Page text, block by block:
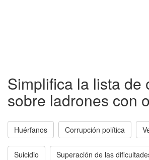
Simplifica la lista de
sobre ladrones con
Huérfanos Corrupción política
Suicidio Superación de las